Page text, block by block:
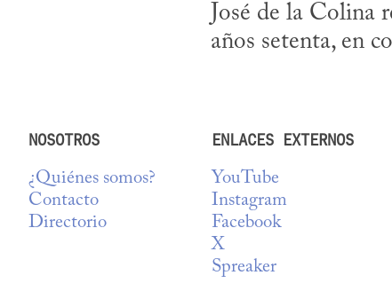
José de la Colina
años setenta, en
NOSOTROS
¿Quiénes somos?
Contacto
Directorio
ENLACES EXTERNOS
YouTube
Instagram
Facebook
X
Spreaker